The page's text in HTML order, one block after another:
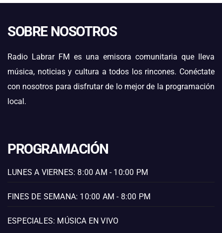
SOBRE NOSOTROS
Radio Labrar FM es una emisora comunitaria que lleva
música, noticias y cultura a todos los rincones. Conéctate
con nosotros para disfrutar de lo mejor de la programación
local.
PROGRAMACIÓN
LUNES A VIERNES: 8:00 AM - 10:00 PM
FINES DE SEMANA: 10:00 AM - 8:00 PM
ESPECIALES: MÚSICA EN VIVO